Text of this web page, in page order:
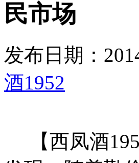
民市场
发布日期：
酒1952
【西凤酒